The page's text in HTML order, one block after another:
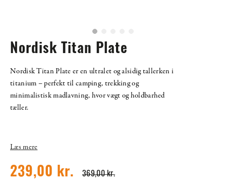
Nordisk Titan Plate
Nordisk Titan Plate er en ultralet og alsidig tallerken i
titanium – perfekt til camping, trekking og
minimalistisk madlavning, hvor vægt og holdbarhed
tæller.
Læs mere
369,00 kr.
239,00 kr.